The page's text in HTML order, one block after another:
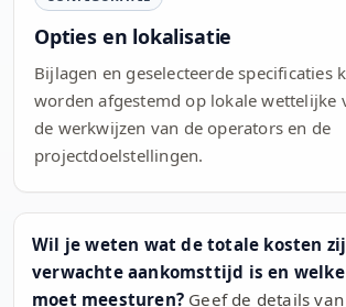
Opties en lokalisatie
Bijlagen en geselecteerde specificaties
worden afgestemd op lokale wettelijke
de werkwijzen van de operators en de
projectdoelstellingen.
Wil je weten wat de totale kosten
verwachte aankomsttijd is en
moet meesturen? Geef de details